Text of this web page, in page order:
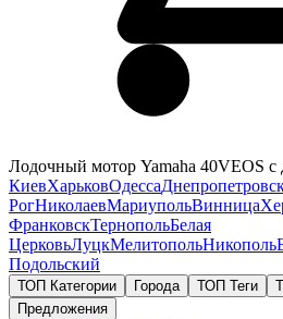
Лодочный мотор Yamaha 40VEOS с
КиевХарьковОдесса
РогНиколаевМариупольВинница
ФранковскТернопольБелая
ЦерковьЛуцкМелитопольНикополь
Подольский
ТОП Категории Города ТОП Теги
Предложения